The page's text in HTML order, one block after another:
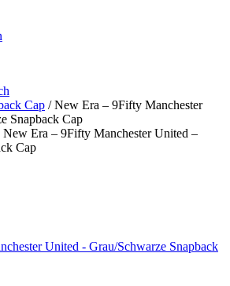
Cap / New Era – 9Fifty Manchester
Snapback Cap
New Era – 9Fifty Manchester United –
Cap